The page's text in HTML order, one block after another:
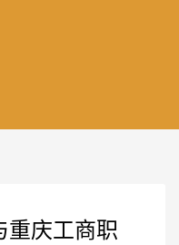
重庆工商职